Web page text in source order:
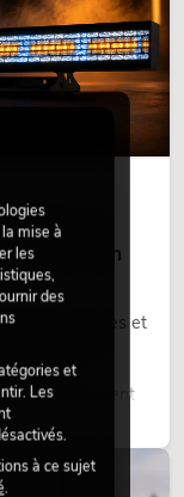
fait son
visibles et
designs
et lors
effet purement
de manière
caractère aux
techniques plus
mise à
les
des
et
Les
à ce sujet
.